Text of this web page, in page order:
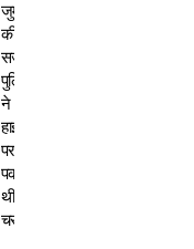
जुर्माने
की
सजा,
पुलिस
ने
हाईवे
पर
पकड़ी
थी
चरस